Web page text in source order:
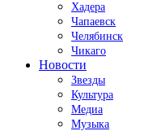
Хадера
Чапаевск
Челябинск
Чикаго
Новости
Звезды
Культура
Медиа
Музыка